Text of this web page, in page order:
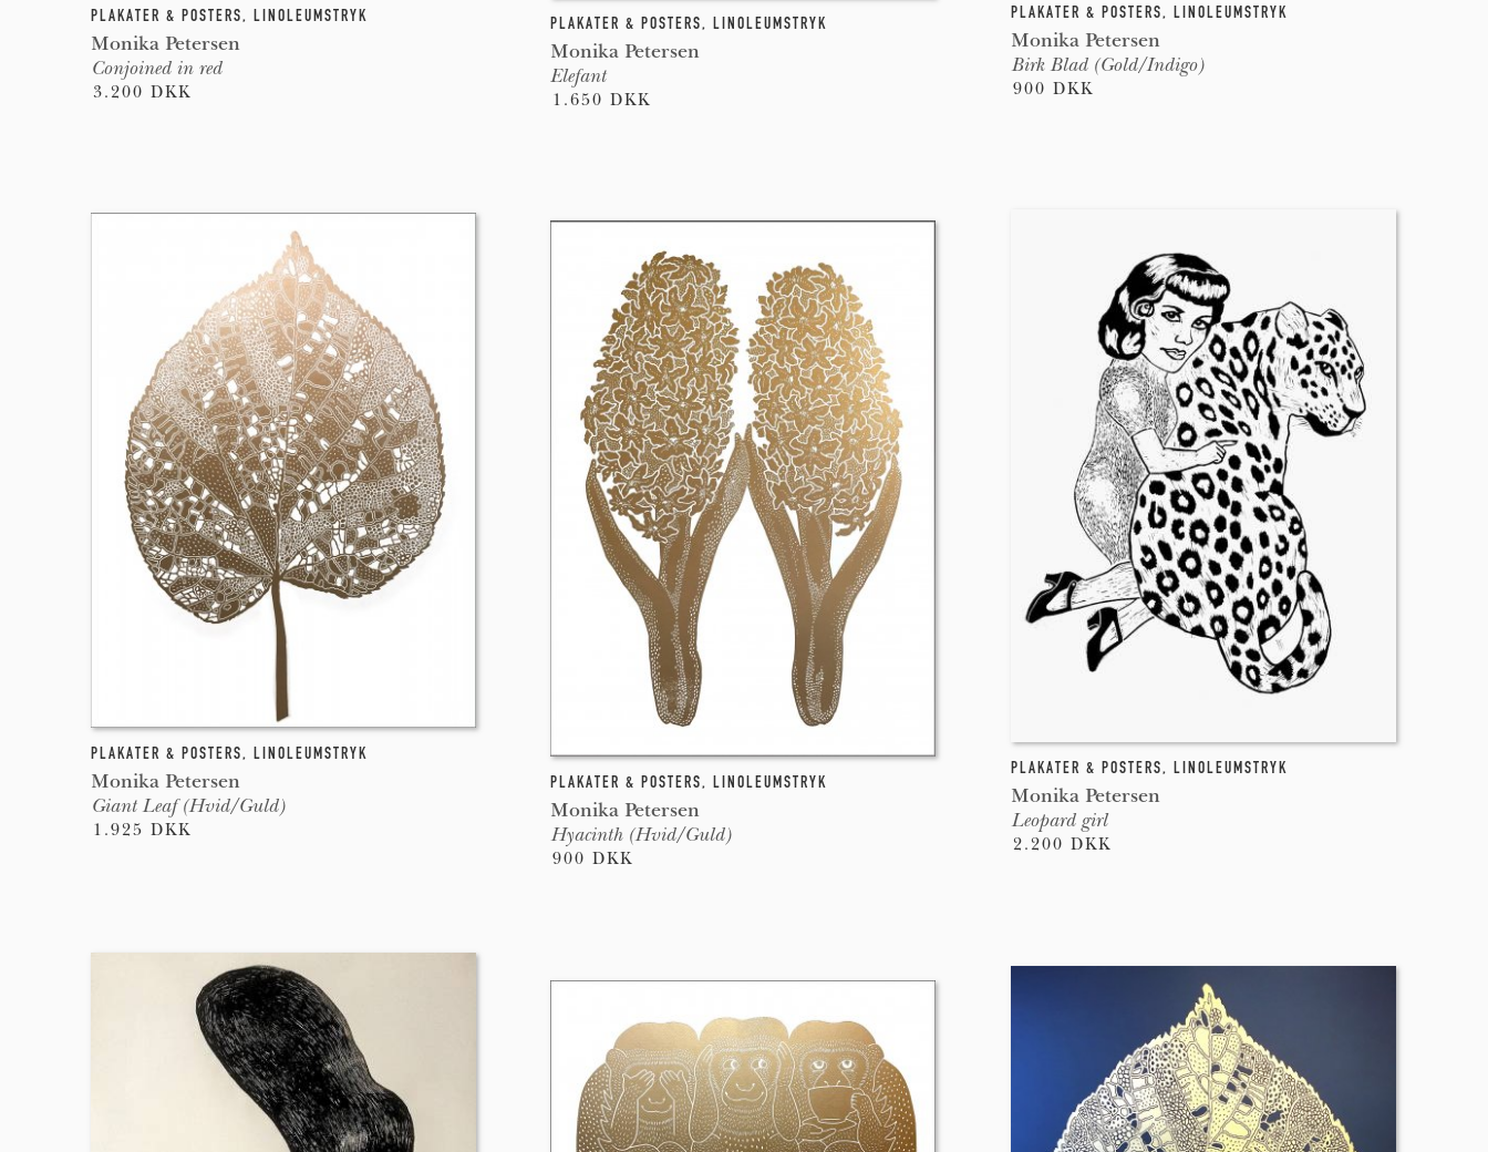
PLAKATER & POSTERS, LINOLEUMSTRYK
Monika Petersen
Conjoined in red
3.200 DKK
PLAKATER & POSTERS, LINOLEUMSTRYK
Monika Petersen
Elefant
1.650 DKK
PLAKATER & POSTERS, LINOLEUMSTRYK
Monika Petersen
Birk Blad (Gold/Indigo)
900 DKK
PLAKATER & POSTERS, LINOLEUMSTRYK
Monika Petersen
Leopard girl
2.200 DKK
PLAKATER & POSTERS, LINOLEUMSTRYK
Monika Petersen
Giant Leaf (Hvid/Guld)
1.925 DKK
PLAKATER & POSTERS, LINOLEUMSTRYK
Monika Petersen
Hyacinth (Hvid/Guld)
900 DKK